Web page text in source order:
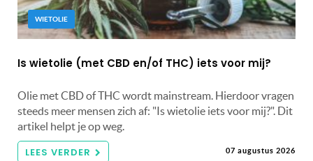
WIETOLIE
Is wietolie (met CBD en/of THC) iets voor mij?
Olie met CBD of THC wordt mainstream. Hierdoor vragen
steeds meer mensen zich af: "Is wietolie iets voor mij?". Dit
artikel helpt je op weg.
LEES VERDER 07 augustus 2026